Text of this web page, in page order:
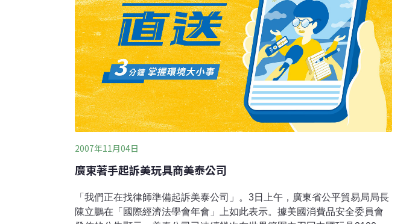
2007年11月04日
廣東著手起訴美玩具商美泰公司
「我們正在找律師準備起訴美泰公司」。3日上午，廣東省公平貿易局局長
陳立鵬在「國際經濟法學會年會」上如此表示。據美國消費品安全委員會